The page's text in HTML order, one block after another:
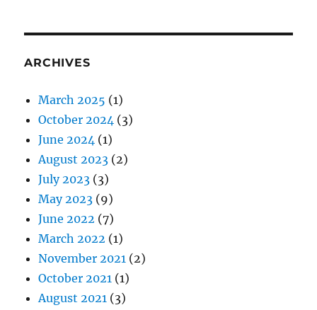
ARCHIVES
March 2025 (1)
October 2024 (3)
June 2024 (1)
August 2023 (2)
July 2023 (3)
May 2023 (9)
June 2022 (7)
March 2022 (1)
November 2021 (2)
October 2021 (1)
August 2021 (3)